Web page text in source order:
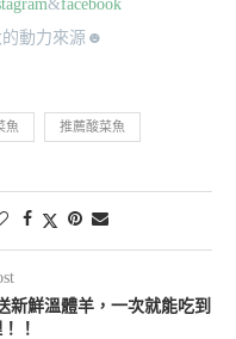
&facebook
動力來源☻
魚 推薦酸菜魚
新鮮溫體羊，一次就能吃到
！